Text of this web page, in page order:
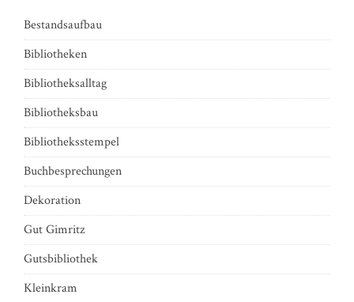
Bestandsaufbau
Bibliotheken
Bibliotheksalltag
Bibliotheksbau
Bibliotheksstempel
Buchbesprechungen
Dekoration
Gut Gimritz
Gutsbibliothek
Kleinkram